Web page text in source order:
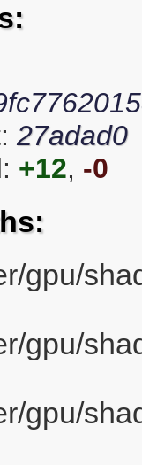
27adad0
+12, -0
gpu/
gpu/
gpu/